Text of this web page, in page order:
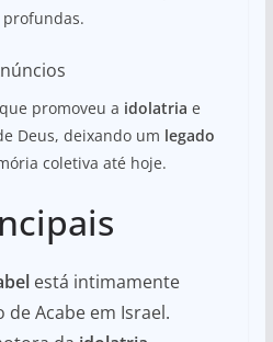
promoveu a idolatria e
Deus, deixando um legado
coletiva até hoje.
está intimamente
Acabe em Israel.